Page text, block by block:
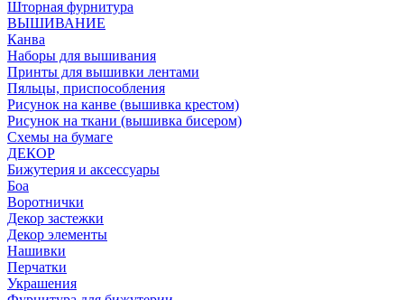
Шторная фурнитура
ВЫШИВАНИЕ
Канва
Наборы для вышивания
Принты для вышивки лентами
Пяльцы, приспособления
Рисунок на канве (вышивка крестом)
Рисунок на ткани (вышивка бисером)
Схемы на бумаге
ДЕКОР
Бижутерия и аксессуары
Боа
Воротнички
Декор застежки
Декор элементы
Нашивки
Перчатки
Украшения